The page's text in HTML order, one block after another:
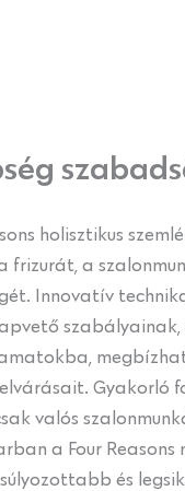
holisztikus
frizurát, a
Innovatív
szabályainak,
Gyakorló
valós
a Four
és